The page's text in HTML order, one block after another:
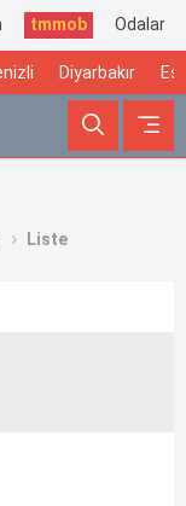
tmmob Odalar
Diyarbakır
Liste